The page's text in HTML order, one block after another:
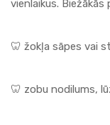
vienlaikus. Biežākās
🦷 žokļa sāpes vai
🦷 zobu nodilums,